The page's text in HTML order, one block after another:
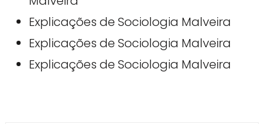
Explicações de Sociologia Malveira
Explicações de Sociologia Malveira
Explicações de Sociologia Malveira